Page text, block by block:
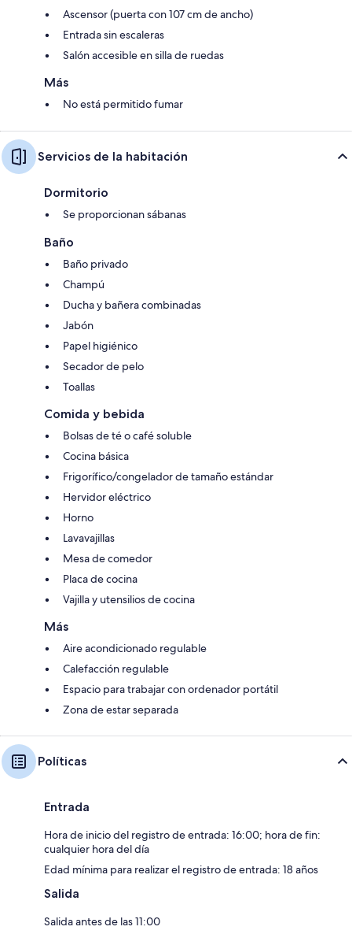
Ascensor (puerta con 107 cm de ancho)
Entrada sin escaleras
Salón accesible en silla de ruedas
Más
No está permitido fumar
Servicios de la habitación
Dormitorio
Se proporcionan sábanas
Baño
Baño privado
Champú
Ducha y bañera combinadas
Jabón
Papel higiénico
Secador de pelo
Toallas
Comida y bebida
Bolsas de té o café soluble
Cocina básica
Frigorífico/congelador de tamaño estándar
Hervidor eléctrico
Horno
Lavavajillas
Mesa de comedor
Placa de cocina
Vajilla y utensilios de cocina
Más
Aire acondicionado regulable
Calefacción regulable
Espacio para trabajar con ordenador portátil
Zona de estar separada
Políticas
Entrada
Hora de inicio del registro de entrada: 16:00; hora de fin:
cualquier hora del día
Edad mínima para realizar el registro de entrada: 18 años
Salida
Salida antes de las 11:00